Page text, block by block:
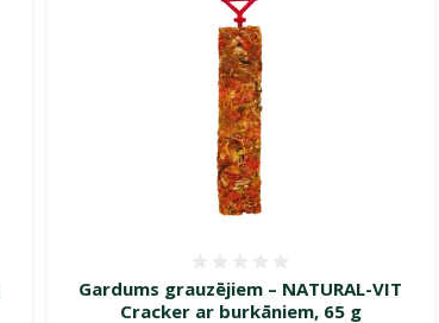
Gardums grauzējiem – NATURAL-VIT
Cracker ar burkāniem, 65 g